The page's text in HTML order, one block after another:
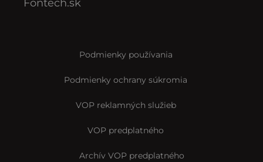
Fontech.sk
Podmienky používania
Podmienky ochrany súkromia
VOP reklamných služieb
VOP predplatného
Archív VOP predplatného